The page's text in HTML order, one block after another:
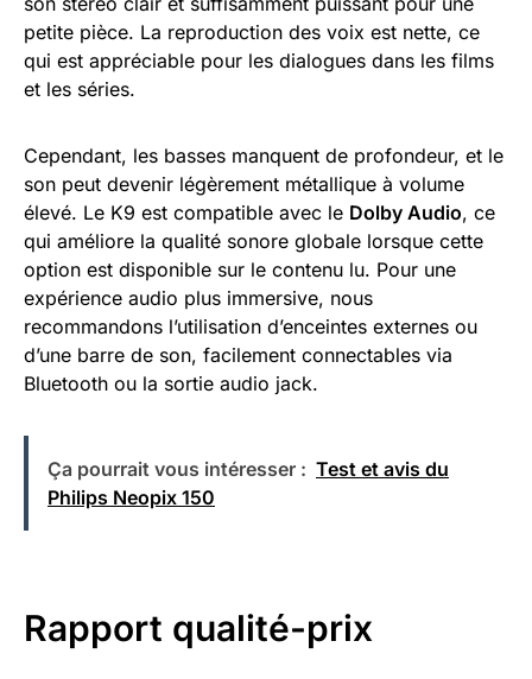
petite pièce. La reproduction des voix est nette, ce
qui est appréciable pour les dialogues dans les films
et les séries.
Cependant, les basses manquent de profondeur, et le
son peut devenir légèrement métallique à volume
élevé. Le K9 est compatible avec le Dolby Audio, ce
qui améliore la qualité sonore globale lorsque cette
option est disponible sur le contenu lu. Pour une
expérience audio plus immersive, nous
recommandons l’utilisation d’enceintes externes ou
d’une barre de son, facilement connectables via
Bluetooth ou la sortie audio jack.
Ça pourrait vous intéresser : Test et avis du
Philips Neopix 150
Rapport qualité-prix